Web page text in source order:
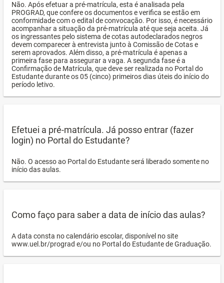
Não. Após efetuar a pré-matrícula, esta é analisada pela
PROGRAD, que confere os documentos e verifica se estão em
conformidade com o edital de convocação. Por isso, é necessário
acompanhar a situação da pré-matrícula até que seja aceita. Já
os ingressantes pelo sistema de cotas autodeclarados negros
devem comparecer à entrevista junto à Comissão de Cotas e
serem aprovados. Além disso, a pré-matrícula é apenas a
primeira fase para assegurar a vaga. A segunda fase é a
Confirmação de Matrícula, que deve ser realizada no Portal do
Estudante durante os 05 (cinco) primeiros dias úteis do início do
período letivo.
Efetuei a pré-matrícula. Já posso entrar (fazer
login) no Portal do Estudante?
Não. O acesso ao Portal do Estudante será liberado somente no
início das aulas.
Como faço para saber a data de início das aulas?
A data consta no calendário escolar, disponível no site
www.uel.br/prograd e/ou no Portal do Estudante de Graduação.